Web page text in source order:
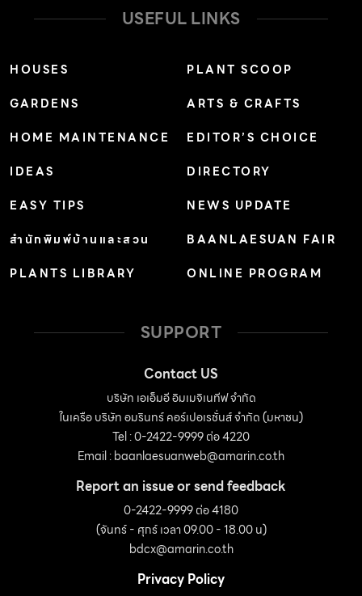
USEFUL LINKS
HOUSES
GARDENS
HOME MAINTENANCE
IDEAS
EASY TIPS
สำนักพิมพ์บ้านและสวน
PLANTS LIBRARY
PLANT SCOOP
ARTS & CRAFTS
EDITOR’S CHOICE
DIRECTORY
NEWS UPDATE
BAANLAESUAN FAIR
ONLINE PROGRAM
SUPPORT
Contact US
บริษัท เอเอ็มอี อิมเมจิเนทีฟ จำกัด
ในเครือ บริษัท อมรินทร์ คอร์เปอเรชั่นส์ จำกัด (มหาชน)
Tel : 0-2422-9999 ต่อ 4220
Email :baanlaesuanweb@amarin.co.th
Report an issue or send feedback
0-2422-9999 ต่อ 4180
(จันทร์ - ศุกร์ เวลา 09.00 - 18.00 น)
bdcx@amarin.co.th
Privacy Policy